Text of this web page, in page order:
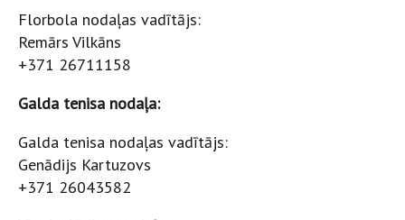
Florbola nodaļas vadītājs:
Remārs Vilkāns
+371 26711158
Galda tenisa nodaļa:
Galda tenisa nodaļas vadītājs:
Genādijs Kartuzovs
+371 26043582